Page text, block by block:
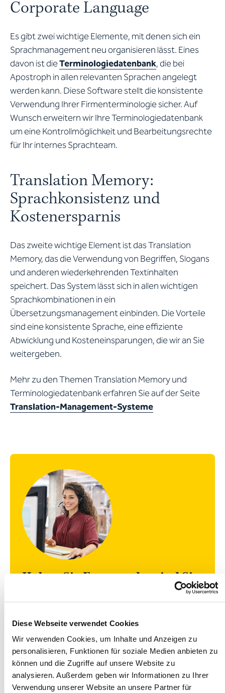
Diese Webseite verwendet Cookies
Wir verwenden Cookies, um Inhalte und Anzeigen zu
personalisieren, Funktionen für soziale Medien anbieten zu
können und die Zugriffe auf unsere Website zu
analysieren. Außerdem geben wir Informationen zu Ihrer
Verwendung unserer Website an unsere Partner für
Corporate Language
Es gibt zwei wichtige Elemente, mit denen sich ein
Sprachmanagement neu organisieren lässt. Eines
davon ist dieTerminologiedatenbank, die bei
Apostroph in allen relevanten Sprachen angelegt
werden kann. Diese Software stellt die konsistente
Verwendung Ihrer Firmenterminologie sicher. Auf
Wunsch erweitern wir Ihre Terminologiedatenbank
um eine Kontrollmöglichkeit und Bearbeitungsrechte
für Ihr internes Sprachteam.
Translation Memory:
Sprachkonsistenz und
Kostenersparnis
Das zweite wichtige Element ist das Translation
Memory, das die Verwendung von Begriffen, Slogans
und anderen wiederkehrenden Textinhalten
speichert. Das System lässt sich in allen wichtigen
Sprachkombinationen in ein
Übersetzungsmanagement einbinden. Die Vorteile
sind eine konsistente Sprache, eine effiziente
Abwicklung und Kosteneinsparungen, die wir an Sie
weitergeben.
Mehr zu den Themen Translation Memory und
Terminologiedatenbank erfahren Sie auf der Seite
Translation-Management-Systeme
Haben Sie Fragen oder sind Sie
Gerne beantworten wir Ihre Fragen
oder stellen Ihnen Apostroph
Germany und unsere Leistungen in
einem persönlichen Gespräch vor.